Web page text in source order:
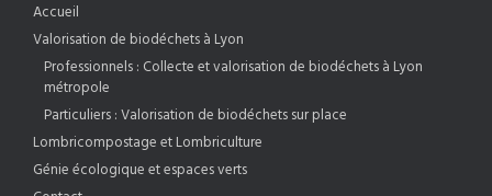
Accueil
Valorisation de biodéchets à Lyon
Professionnels : Collecte et valorisation de biodéchets à Lyon
métropole
Particuliers : Valorisation de biodéchets sur place
Lombricompostage et Lombriculture
Génie écologique et espaces verts